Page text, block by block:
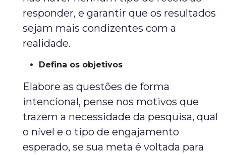
responder, e garantir que os resultados
sejam mais condizentes com a
realidade.
Defina os objetivos
Elabore as questões de forma
intencional, pense nos motivos que
trazem a necessidade da pesquisa, qual
o nível e o tipo de engajamento
esperado, se sua meta é voltada para